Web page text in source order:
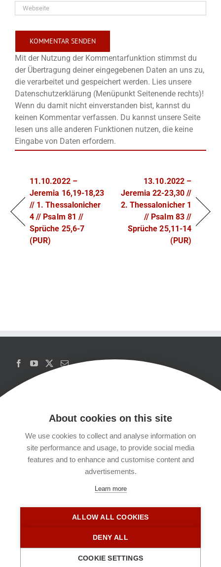
Mit der Nutzung der Kommentarfunktion stimmst du
der Übertragung deiner eingegebenen Daten an uns zu,
die verarbeitet und gespeichert werden. Lies unsere
Datenschutzerklärung (Menüpunkt Seitenende rechts)!
Wenn du damit nicht einverstanden bist, kannst du
keinen Kommentar verfassen. Du kannst unsere Seite
lesen uns alle anderen Funktionen nutzen, die keine
Eingabe von Daten erfordern.
11.10.2022 –
Jeremia 16,19-18,23
// 1. Thessalonicher
4 // Psalm 81 //
Sprüche 25,6-7
(PUR)
13.10.2022 –
Jeremia 22-23,30 //
2. Thessalonicher 1
// Psalm 83 //
Sprüche 25,11-14
(PUR)
Copyrights
Datenschutzerklärung
Kontakt
About cookies on this site
We use cookies to collect and analyse information on
site performance and usage, to provide social media
features and to enhance and customise content and
advertisements.
Learn more
ALLOW ALL COOKIES
DENY ALL
COOKIE SETTINGS